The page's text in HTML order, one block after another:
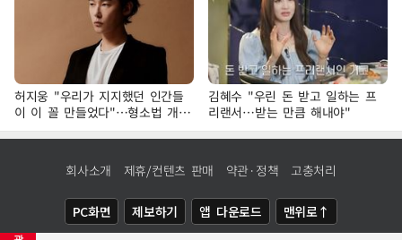
허지웅 "우리가 지지했던 인간들
이 이 꼴 만들었다"…형소법 개정
에 격한 반응
김혜수 "우린 돈 받고 일하는 프
리랜서…받는 만큼 해내야"
회사소개 제휴/컨텐츠 판매 약관·정책 고충처리
PC화면 제보하기 앱 다운로드 맨위로↑